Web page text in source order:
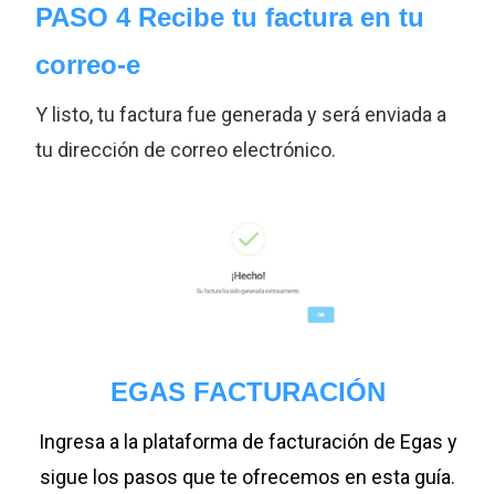
PASO 4 Recibe tu factura en tu
correo-e
Y listo, tu factura fue generada y será enviada a
tu dirección de correo electrónico.
EGAS FACTURACIÓN
Ingresa a la plataforma de facturación de Egas y
sigue los pasos que te ofrecemos en esta guía.